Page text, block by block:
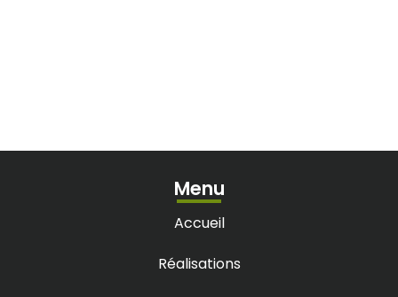
Menu
Accueil
Réalisations